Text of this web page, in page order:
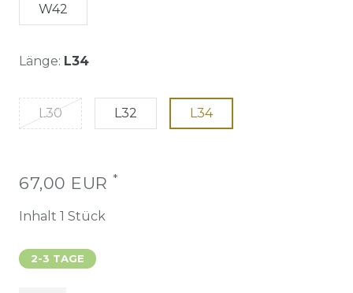
W42
Länge: L34
L30 L32 L34
67,00 EUR *
Inhalt 1 Stück
2-3 TAGE